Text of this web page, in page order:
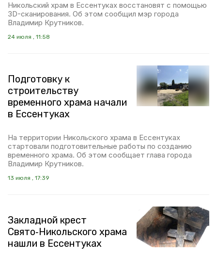
Никольский храм в Ессентуках восстановят с помощью
3D-сканирования. Об этом сообщил мэр города
Владимир Крутников.
24 июля , 11:58
Подготовку к
строительству
временного храма начали
в Ессентуках
На территории Никольского храма в Ессентуках
стартовали подготовительные работы по созданию
временного храма. Об этом сообщает глава города
Владимир Крутников.
13 июля , 17:39
Закладной крест
Свято‑Никольского храма
нашли в Ессентуках